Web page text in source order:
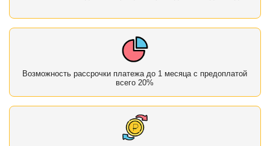
Возможность рассрочки платежа до 1 месяца с предоплатой
всего 20%